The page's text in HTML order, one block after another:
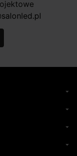
arrow_drop_down
arrow_drop_down
arrow_drop_down
arrow_drop_down